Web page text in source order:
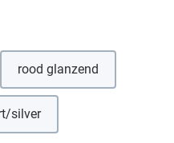
rood glanzend
silver